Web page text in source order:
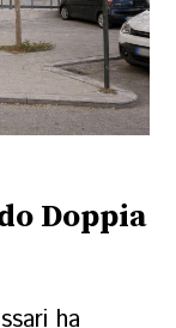
Doppia
ha